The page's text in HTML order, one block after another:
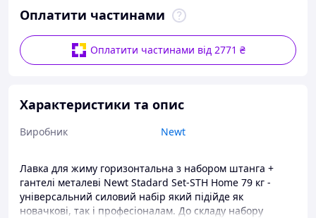
Оплатити частинами
Оплатити частинами від 2771 ₴
Характеристики та опис
Виробник Newt
Лавка для жиму горизонтальна з набором штанга +
гантелі металеві Newt Stadard Set-STH Home 79 кг -
універсальний силовий набір який підійде як
новачкові, так і професіоналам. До складу набору